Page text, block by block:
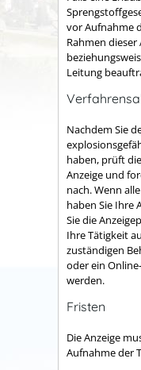
vor Aufnahme
Rahmen
Leitung
Nachdem Sie
haben, prüft
Anzeige und
nach. Wenn
haben Sie Ihre
Sie die
Ihre Tätigkeit
zuständigen
oder ein
werden.
Fristen
Die Anzeige
Aufnahme der